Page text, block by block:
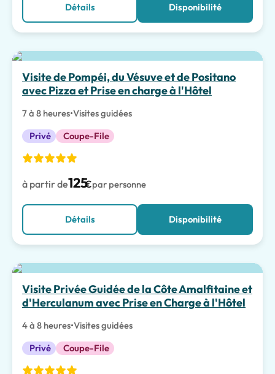
Détails Disponibilité
Visite de Pompéi, du Vésuve et de Positano
avec Pizza et Prise en charge à l'Hôtel
7 à 8 heures•Visites guidées
Privé
Coupe-File
à partir de125€par personne
Détails Disponibilité
Visite Privée Guidée de la Côte Amalfitaine et
d'Herculanum avec Prise en Charge à l'Hôtel
4 à 8 heures•Visites guidées
Privé
Coupe-File